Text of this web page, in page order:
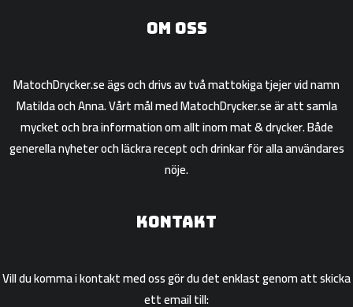
Om oss
MatochDrycker.se ägs och drivs av två mattokiga tjejer vid namn
Matilda och Anna. Vårt mål med MatochDrycker.se är att samla
mycket och bra information om allt inom mat & drycker. Både
generella nyheter och läckra recept och drinkar för alla användares
nöje.
Kontakt
Vill du komma i kontakt med oss gör du det enklast genom att skicka
ett email till: